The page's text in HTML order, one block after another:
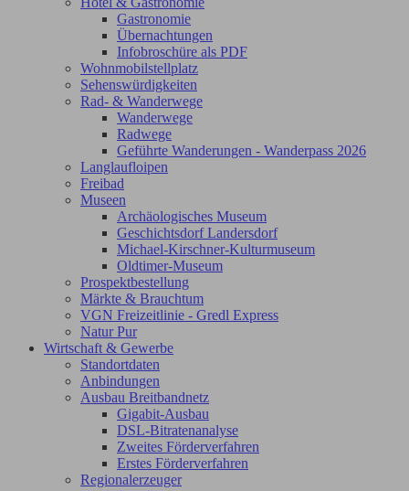
Gastronomie
Übernachtungen
Infobroschüre als PDF
Wohnmobilstellplatz
Sehenswürdigkeiten
Rad- & Wanderwege
Wanderwege
Radwege
Geführte Wanderungen - Wanderpass 2026
Langlaufloipen
Freibad
Museen
Archäologisches Museum
Geschichtsdorf Landersdorf
Michael-Kirschner-Kulturmuseum
Oldtimer-Museum
Prospektbestellung
Märkte & Brauchtum
VGN Freizeitlinie - Gredl Express
Natur Pur
Wirtschaft & Gewerbe
Standortdaten
Anbindungen
Ausbau Breitbandnetz
Gigabit-Ausbau
DSL-Bitratenanalyse
Zweites Förderverfahren
Erstes Förderverfahren
Regionalerzeuger